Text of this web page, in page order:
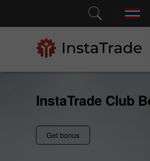
InstaTrade Club
Get bonus